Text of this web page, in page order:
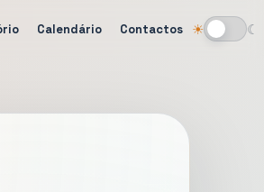
Calendário Contactos ☀ ☾
Alternar tema